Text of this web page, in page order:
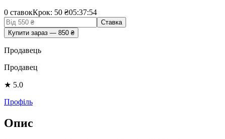
0 ставокКрок: 50 ₴05:37:54
Ставка
Купити зараз — 850 ₴
Продавець
Продавец
★ 5.0
Профіль
Опис